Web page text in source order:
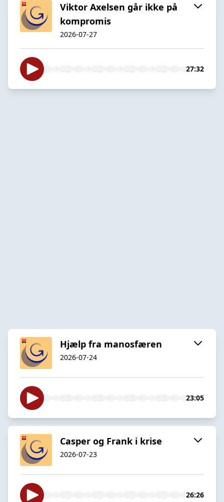
Viktor Axelsen går ikke på
kompromis
2026-07-27
27:32
Hjælp fra manosfæren
2026-07-24
23:05
Casper og Frank i krise
2026-07-23
26:26